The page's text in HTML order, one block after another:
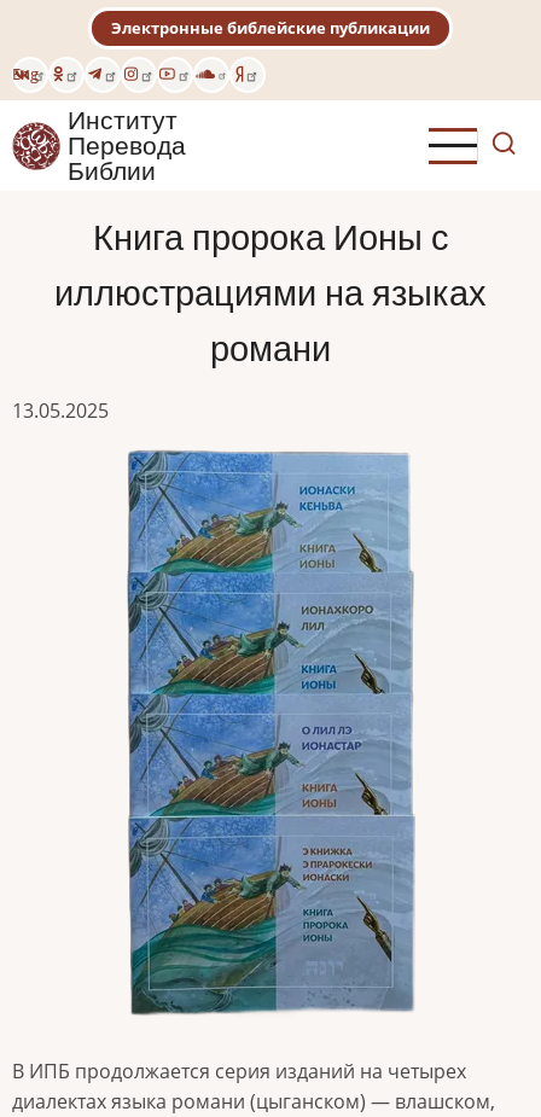
основному
содержанию
Eng
Электронные библейские публикации
Институт
Перевода
Библии
Книга пророка Ионы с
иллюстрациями на языках
романи
13.05.2025
В ИПБ продолжается серия изданий на четырех
диалектах языка романи (цыганском) — влашском,